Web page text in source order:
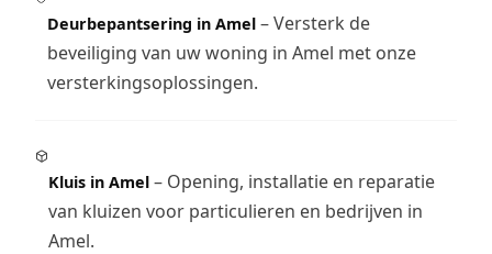
Deurbepantsering in Amel– Versterk de
beveiliging van uw woning in Amel met onze
versterkingsoplossingen.
Kluis in Amel – Opening, installatie en reparatie
van kluizen voor particulieren en bedrijven in
Amel.